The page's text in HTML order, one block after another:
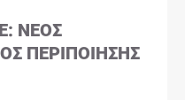
ΝΈΟΣ
ΠΕΡΙΠΟΊΗΣΗΣ